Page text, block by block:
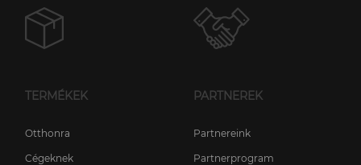
TERMÉKEK
Otthonra
Cégeknek
PARTNEREK
Partnereink
Partnerprogram